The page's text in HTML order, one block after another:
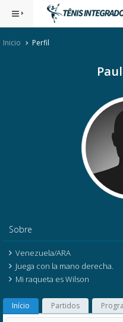
Inicio Perfil
Sobre
Venezuela/ARA
Juega con la mano derecha.
Mi raqueta es Wilson
Início Partidos